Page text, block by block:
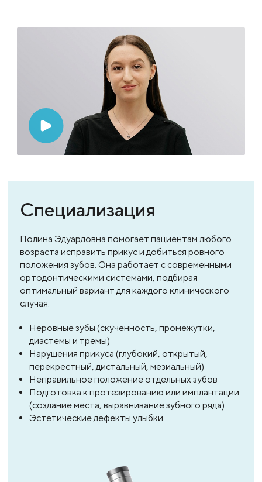
Специализация
Полина Эдуардовна помогает пациентам любого
возраста исправить прикус и добиться ровного
положения зубов. Она работает с современными
ортодонтическими системами, подбирая
оптимальный вариант для каждого клинического
случая.
Неровные зубы (скученность, промежутки,
диастемы и тремы)
Нарушения прикуса (глубокий, открытый,
перекрестный, дистальный, мезиальный)
Неправильное положение отдельных зубов
Подготовка к протезированию или имплантации
(создание места, выравнивание зубного ряда)
Эстетические дефекты улыбки